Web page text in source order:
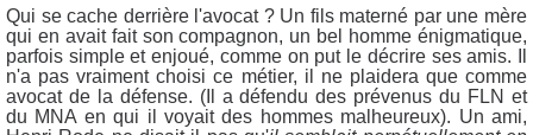
Qui se cache derrière l'avocat ? Un fils materné par une mère
qui en avait fait son compagnon, un bel homme énigmatique,
parfois simple et enjoué, comme on put le décrire ses amis. Il
n'a pas vraiment choisi ce métier, il ne plaidera que comme
avocat de la défense. (Il a défendu des prévenus du FLN et
du MNA en qui il voyait des hommes malheureux). Un ami,